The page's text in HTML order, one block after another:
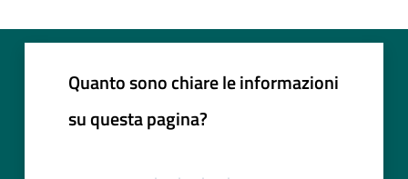
Quanto sono chiare le informazioni
su questa pagina?